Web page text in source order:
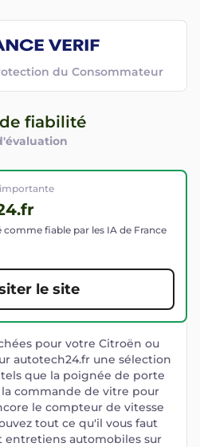
fiabilité
du Consommateur
comme fiable par les IA de France
le site
pour votre Citroën ou
autotech24.fr une sélection
que la poignée de porte
commande de vitre pour
le compteur de vitesse
tout ce qu'il vous faut
entretiens automobiles sur